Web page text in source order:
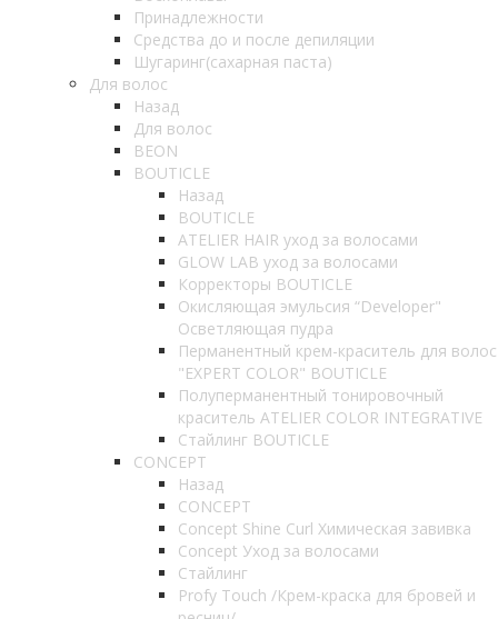
Принадлежности
Средства до и после депиляции
Шугаринг(сахарная паста)
Для волос
Назад
Для волос
BEON
BOUTICLE
Назад
BOUTICLE
ATELIER HAIR уход за волосами
GLOW LAB уход за волосами
Корректоры BOUTICLE
Окисляющая эмульсия “Developer"
Осветляющая пудра
Перманентный крем-краситель для волос
"EXPERT COLOR" BOUTICLE
Полуперманентный тонировочный
краситель ATELIER COLOR INTEGRATIVE
Стайлинг BOUTICLE
CONCEPT
Назад
CONCEPT
Concept Shine Curl Химическая завивка
Concept Уход за волосами
Стайлинг
Profy Touch /Крем-краска для бровей и